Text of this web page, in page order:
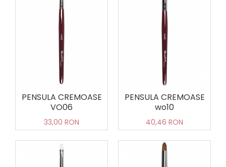
PENSULA CREMOASE
VO06
33,00 RON
PENSULA CREMOASE
wo10
40,46 RON